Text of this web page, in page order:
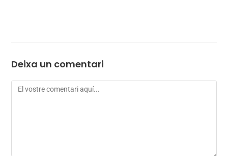
Deixa un comentari